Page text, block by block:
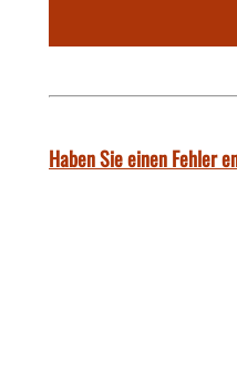
Haben Sie einen Fehler